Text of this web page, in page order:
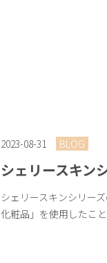
2023-08-31 BLOG
シェリースキン
シェリースキンシリー
化粧品」を使用した